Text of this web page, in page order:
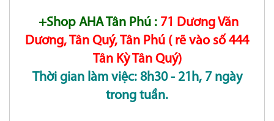
+Shop AHA Tân Phú : 71 Dương Văn
Dương, Tân Quý, Tân Phú ( rẽ vào số 444
Tân Kỳ Tân Quý)
Thời gian làm việc: 8h30 - 21h, 7 ngày
trong tuần.